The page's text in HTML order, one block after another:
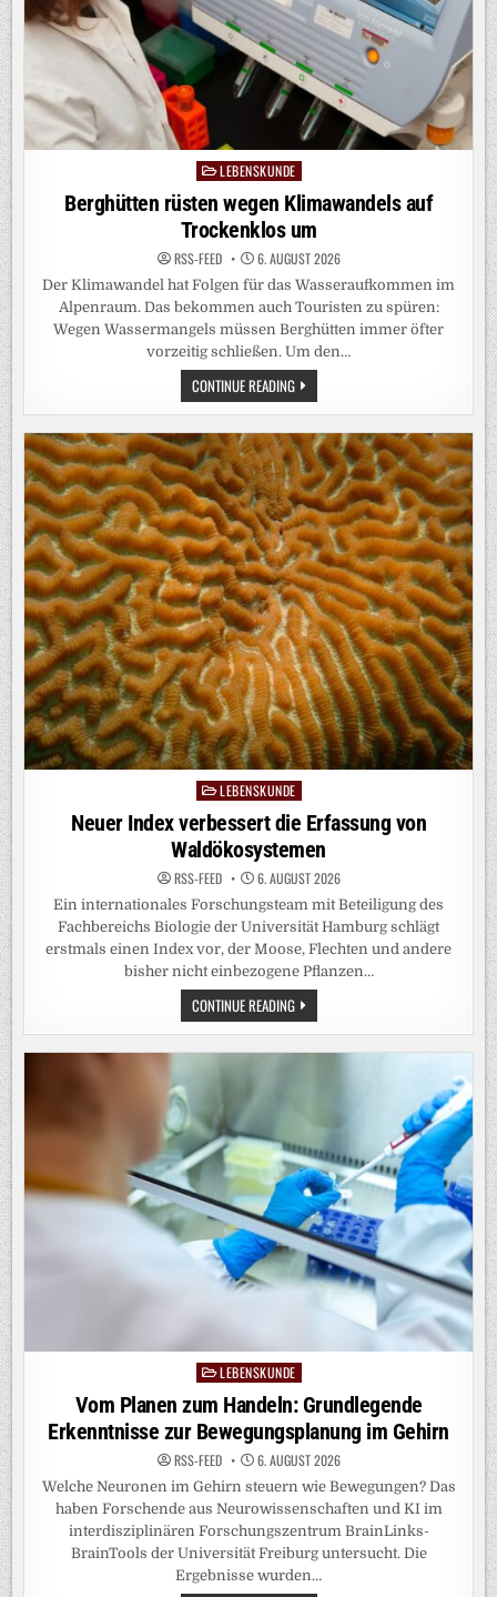
PostedLEBENSKUNDE
Berghütten rüsten wegen Klimawandels auf
Trockenklos um
RSS-FEED 6. AUGUST 2026
Der Klimawandel hat Folgen für das Wasseraufkommen im
Alpenraum. Das bekommen auch Touristen zu spüren:
Wegen Wassermangels müssen Berghütten immer öfter
vorzeitig schließen. Um den…
CONTINUE READINGBERGHÜTTEN
RÜSTEN
WEGEN
AUF
TROCKENKLOS
UM
Posted
in
LEBENSKUNDE
Neuer Index verbessert die Erfassung von
Waldökosystemen
RSS-FEED 6. AUGUST 2026
Ein internationales Forschungsteam mit Beteiligung des
Fachbereichs Biologie der Universität Hamburg schlägt
erstmals einen Index vor, der Moose, Flechten und andere
bisher nicht einbezogene Pflanzen…
CONTINUE READINGNEUER
INDEX
VERBESSERT
PostedLEBENSKUNDE
Vom Planen zum Handeln: Grundlegende
Erkenntnisse zur Bewegungsplanung im Gehirn
RSS-FEED 6. AUGUST 2026
Welche Neuronen im Gehirn steuern wie Bewegungen? Das
haben Forschende aus Neurowissenschaften und KI im
interdisziplinären Forschungszentrum BrainLinks-
BrainTools der Universität Freiburg untersucht. Die
Ergebnisse wurden…